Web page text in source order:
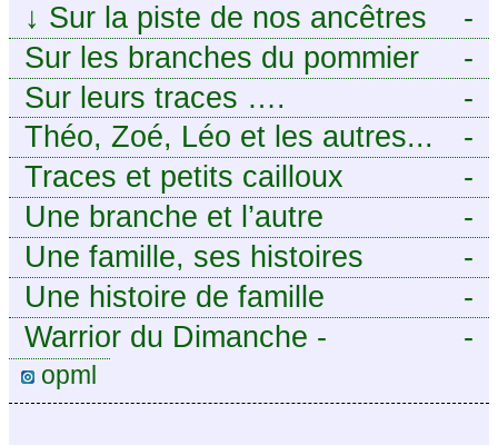
-
↓ Sur la piste de nos ancêtres
en Périgord.
-
Sur les branches du pommier
-
Sur leurs traces ….
-
Théo, Zoé, Léo et les autres...
-
Traces et petits cailloux
-
Une branche et l’autre
-
Une famille, ses histoires
-
Une histoire de famille
-
Warrior du Dimanche -
Publication à caractère
intermittent, approximatif et
opml